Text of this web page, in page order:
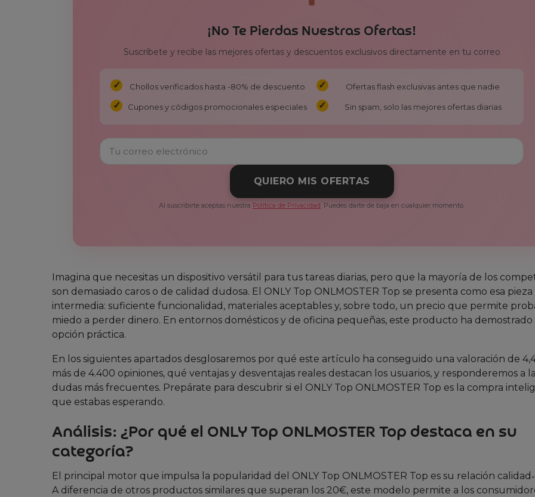
¡No Te Pierdas Nuestras Ofertas!
Suscríbete y recibe las mejores ofertas y descuentos exclusivos directamente en tu correo
Chollos verificados hasta -80% de descuento Ofertas flash exclusivas antes que nadie
Cupones y códigos promocionales especiales Sin spam, solo las mejores ofertas diarias
QUIERO MIS OFERTAS
Al suscribirte aceptas nuestra Política de Privacidad . Puedes darte de baja en cualquier momento.
Imagina que necesitas un dispositivo versátil para tus tareas diarias, pero que la mayoría de los
son demasiado caros o de calidad dudosa. El ONLY Top ONLMOSTER Top se presenta como esa pieza
intermedia: suficiente funcionalidad, materiales aceptables y, sobre todo, un precio que permite
miedo a perder dinero. En entornos domésticos y de oficina pequeñas, este producto ha demostrado
opción práctica.
En los siguientes apartados desglosaremos por qué este artículo ha conseguido una valoración de
más de 4.400 opiniones, qué ventajas y desventajas reales destacan los usuarios, y responderemos a
dudas más frecuentes. Prepárate para descubrir si el ONLY Top ONLMOSTER Top es la compra
que estabas esperando.
Análisis: ¿Por qué el ONLY Top ONLMOSTER Top destaca en su
categoría?
El principal motor que impulsa la popularidad del ONLY Top ONLMOSTER Top es su relación
A diferencia de otros productos similares que superan los 20€, este modelo permite a los